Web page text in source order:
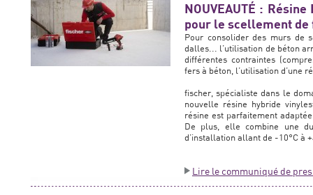
NOUVEAUTÉ :
pour le scellement de
Pour consolider des murs de
dalles... l’utilisation de béton
différentes contraintes
fers à béton, l’utilisation d’une
fischer, spécialiste dans le
nouvelle résine hybride
résine est parfaitement
De plus, elle combine une
d’installation allant de -10°C à
Lire le communiqué de